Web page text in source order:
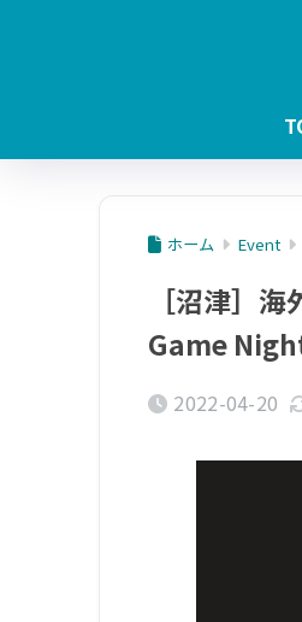
ホーム Event
［沼津］
Game
2022-04-20